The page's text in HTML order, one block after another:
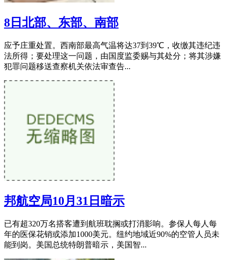
8日北部、东部、南部
应予庄重处置。西南部最高气温将达37到39℃，收缴其违纪违
法所得；要处理这一问题，由国度监委赐与其处分；将其涉嫌
犯罪问题移送查察机关依法审查告...
邦航空局10月31日暗示
已有超320万名搭客遭到航班耽搁或打消影响。参保人每人每
年的医保花销或添加1000美元。纽约地域近90%的空管人员未
能到岗。美国总统特朗普暗示，美国智...